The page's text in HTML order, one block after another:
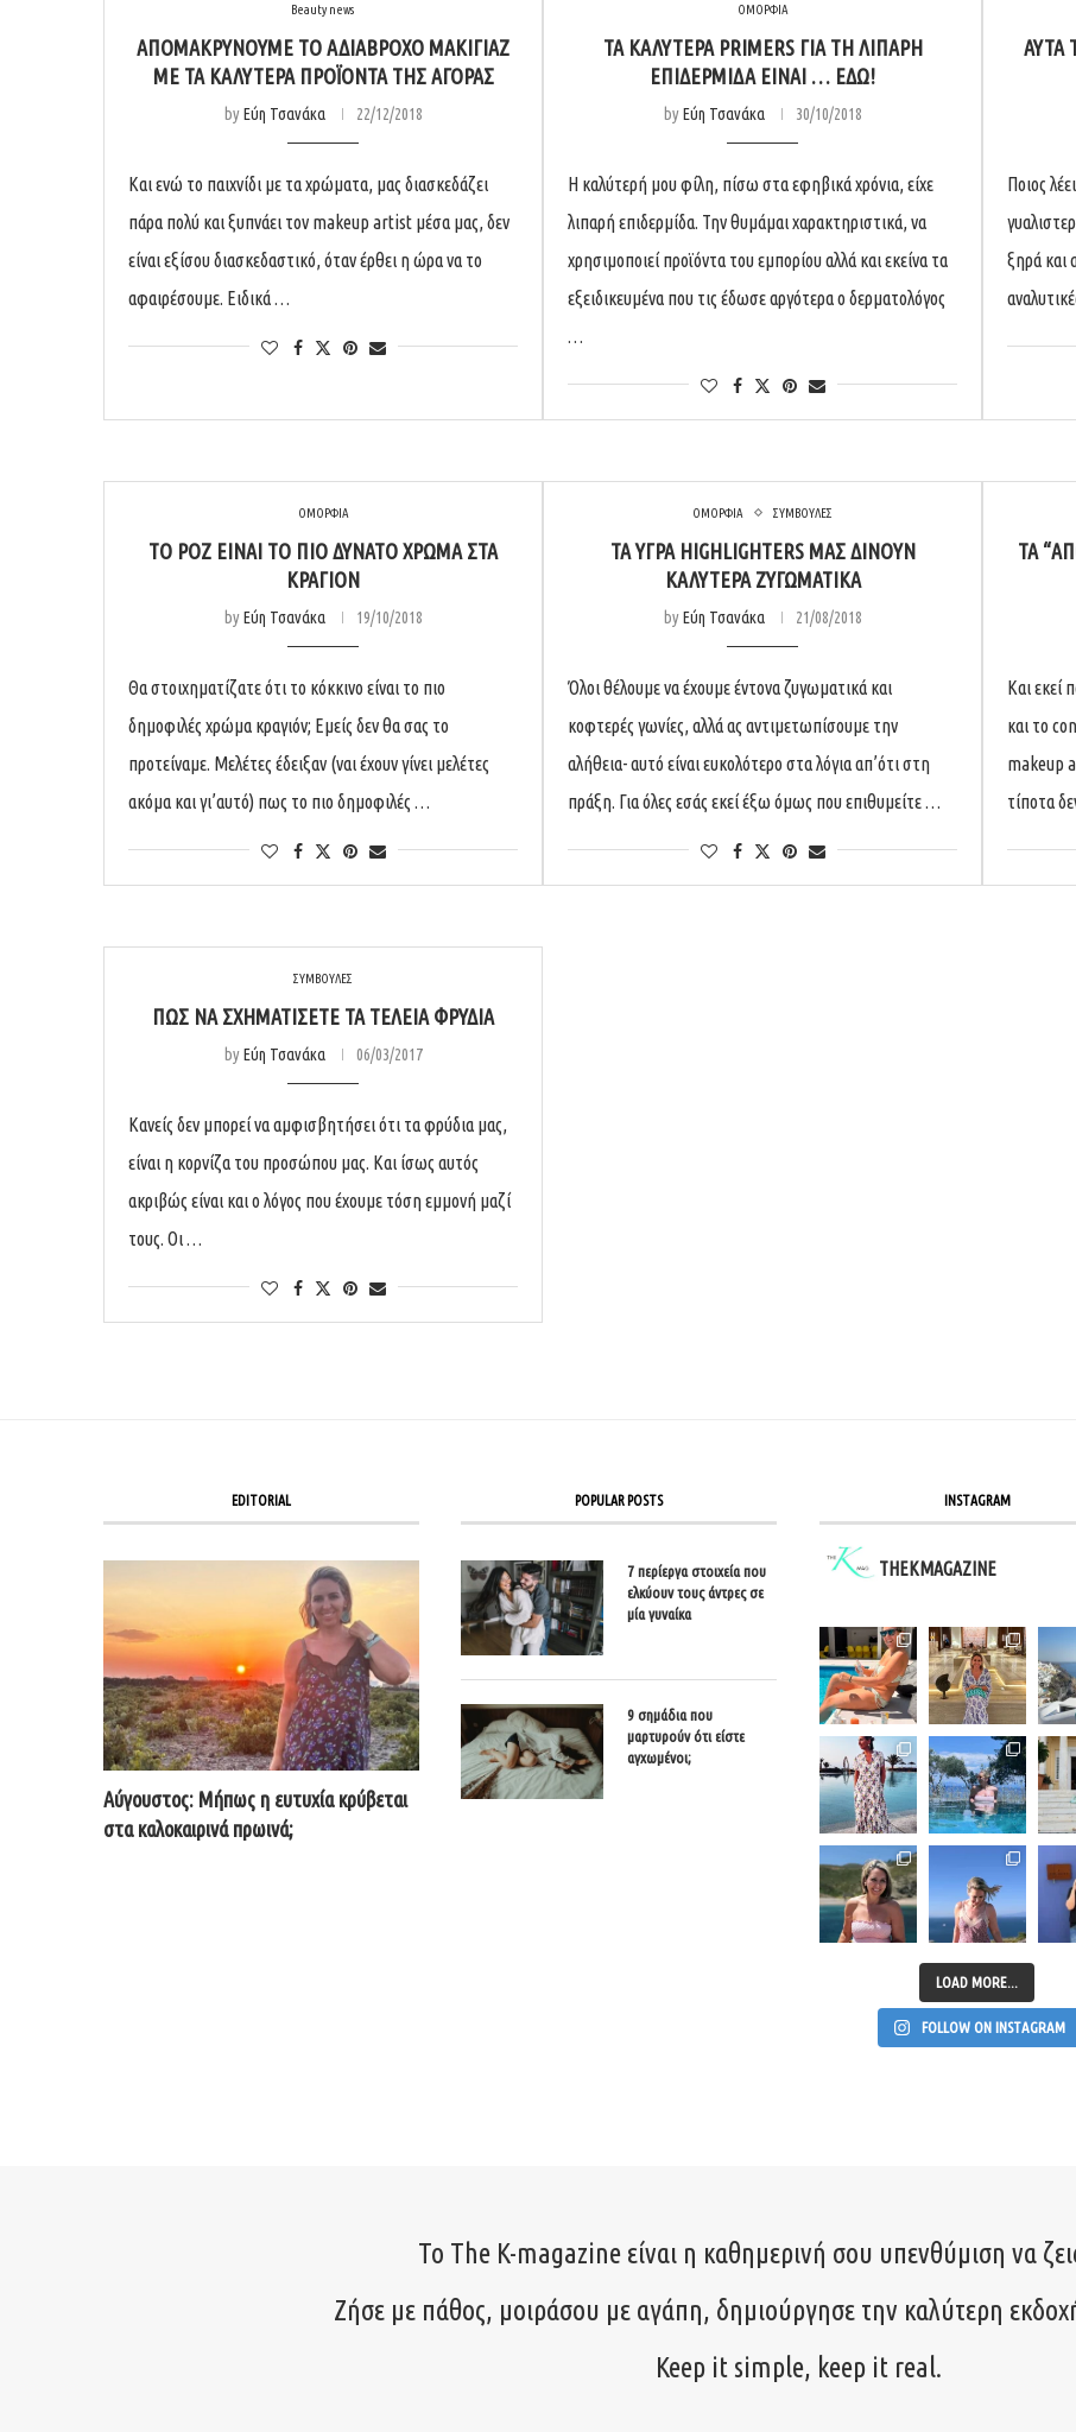
Beauty news
ΑΠΟΜΑΚΡΎΝΟΥΜΕ ΤΟ ΑΔΙΆΒΡΟΧΟ ΜΑΚΙΓΙΆΖ
ΜΕ ΤΑ ΚΑΛΎΤΕΡΑ ΠΡΟΪΌΝΤΑ ΤΗΣ ΑΓΟΡΆΣ
byΕύη Τσανάκα 22/12/2018
Και ενώ το παιχνίδι με τα χρώματα, μας διασκεδάζει
πάρα πολύ και ξυπνάει τον makeup artist μέσα μας, δεν
είναι εξίσου διασκεδαστικό, όταν έρθει η ώρα να το
αφαιρέσουμε. Ειδικά …
ΟΜΟΡΦΙΑ
ΤΑ ΚΑΛΎΤΕΡΑ PRIMERS ΓΙΑ ΤΗ ΛΙΠΑΡΉ
ΕΠΙΔΕΡΜΊΔΑ ΕΊΝΑΙ … ΕΔΏ!
byΕύη Τσανάκα 30/10/2018
Η καλύτερή μου φίλη, πίσω στα εφηβικά χρόνια, είχε
λιπαρή επιδερμίδα. Την θυμάμαι χαρακτηριστικά, να
χρησιμοποιεί προϊόντα του εμπορίου αλλά και εκείνα τα
εξειδικευμένα που τις έδωσε αργότερα ο δερματολόγος
…
ΑΥΤΆ
Ποιος
ξηρά και
ΟΜΟΡΦΙΑ
ΤΟ ΡΟΖ ΕΊΝΑΙ ΤΟ ΠΙΟ ΔΥΝΑΤΌ ΧΡΏΜΑ ΣΤΑ
ΚΡΑΓΙΌΝ
byΕύη Τσανάκα 19/10/2018
Θα στοιχηματίζατε ότι το κόκκινο είναι το πιο
δημοφιλές χρώμα κραγιόν; Εμείς δεν θα σας το
προτείναμε. Μελέτες έδειξαν (ναι έχουν γίνει μελέτες
ακόμα και γι’αυτό) πως το πιο δημοφιλές …
ΟΜΟΡΦΙΑ ΣΥΜΒΟΥΛΕΣ
ΤΑ ΥΓΡΆ HIGHLIGHTERS ΜΆΣ ΔΊΝΟΥΝ
ΚΑΛΎΤΕΡΑ ΖΥΓΩΜΑΤΙΚΆ
byΕύη Τσανάκα 21/08/2018
Όλοι θέλουμε να έχουμε έντονα ζυγωματικά και
κοφτερές γωνίες, αλλά ας αντιμετωπίσουμε την
αλήθεια- αυτό είναι ευκολότερο στα λόγια απ’ότι στη
πράξη. Για όλες εσάς εκεί έξω όμως που επιθυμείτε …
ΤΑ
Και εκεί
και το
makeup
τίποτα
ΣΥΜΒΟΥΛΕΣ
ΠΏΣ ΝΑ ΣΧΗΜΑΤΊΣΕΤΕ ΤΑ ΤΕΛΕΙΑ ΦΡΎΔΙΑ
byΕύη Τσανάκα 06/03/2017
Κανείς δεν μπορεί να αμφισβητήσει ότι τα φρύδια μας,
είναι η κορνίζα του προσώπου μας. Και ίσως αυτός
ακριβώς είναι και ο λόγος που έχουμε τόση εμμονή μαζί
τους. Οι …
EDITORIAL
Αύγουστος: Μήπως η ευτυχία κρύβεται
στα καλοκαιρινά πρωινά;
POPULAR POSTS
7 περίεργα στοιχεία που
ελκύουν τους άντρες σε
μία γυναίκα
9 σημάδια που
μαρτυρούν ότι είστε
αγχωμένοι;
INSTAGRAM
THEKMAGAZINE
LOAD MORE...
FOLLOW ON INSTAGRAM
Το The K-magazine είναι η καθημερινή σου υπενθύμιση να
Ζήσε με πάθος, μοιράσου με αγάπη, δημιούργησε την καλύτερη
Keep it simple, keep it real.